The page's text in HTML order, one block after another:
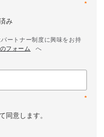
*
み
ートナー制度に興味をお持
フォーム へ
*
同意します。